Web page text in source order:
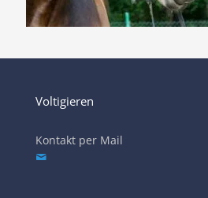
Voltigieren
Kontakt per Mail